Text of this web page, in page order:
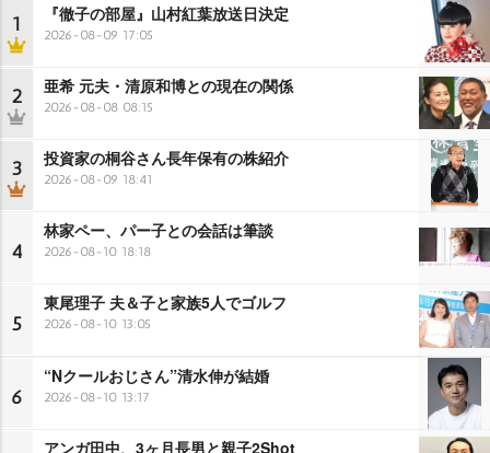
1 『徹子の部屋』山村紅葉放送日決定
2026-08-09 17:05
2 亜希 元夫・清原和博との現在の関係
2026-08-08 08:15
3 投資家の桐谷さん長年保有の株紹介
2026-08-09 18:41
4
林家ペー、パー子との会話は筆談
2026-08-10 18:18
5
東尾理子 夫＆子と家族5人でゴルフ
2026-08-10 13:05
6
“Nクールおじさん”清水伸が結婚
2026-08-10 13:17
アンガ田中、3ヶ月長男と親子2Shot